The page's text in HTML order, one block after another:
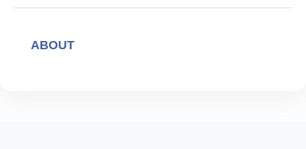
ABOUT